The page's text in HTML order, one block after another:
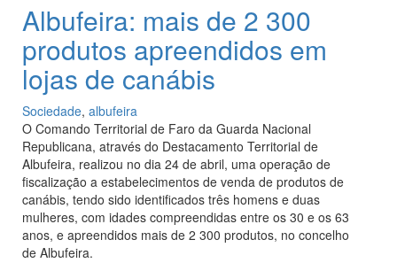
Albufeira: mais de 2 300
produtos apreendidos em
lojas de canábis
Sociedade, albufeira
O Comando Territorial de Faro da Guarda Nacional
Republicana, através do Destacamento Territorial de
Albufeira, realizou no dia 24 de abril, uma operação de
fiscalização a estabelecimentos de venda de produtos de
canábis, tendo sido identificados três homens e duas
mulheres, com idades compreendidas entre os 30 e os 63
anos, e apreendidos mais de 2 300 produtos, no concelho
de Albufeira.